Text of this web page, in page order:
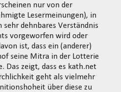
nur von der
Lesermeinungen), in
sehr dehnbares Verständnis
vorgeworfen wird oder
ist, dass ein (anderer)
seine Mitra in der Lotterie
Das zeigt, dass es kath.net
geht als vielmehr
über diese zu